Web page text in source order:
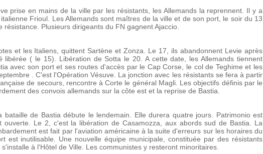
prise en mains de la ville par les résistants, les Allemands la reprennent. Il y a
Frioul. Les Allemands sont maîtres de la ville et de son port, le soir du 13
Plusieurs dirigeants du FN gagnent Ajaccio.
et les Italiens, quittent Sartène et Zonza. Le 17, ils abandonnent Levie après
( le 15). Libération de Sotta le 20. A cette date, les Allemands tiennent
avec son port et ses routes d'accès par le Cap Corse, le col de Teghime et les
. C'est l'Opération Vésuve. La jonction avec les résistants se fera à partir
de secours, rencontre à Corte le général Magli. Les objectifs définis par le
des convois allemands sur la côte est et la reprise de Bastia.
de Bastia débute le lendemain. Elle durera quatre jours. Patrimonio est
Le 2, c'est la libération de Casamozza, aux abords sud de Bastia. La
est fait par l'aviation américaine à la suite d'erreurs sur les horaires du
est inutilisable. Une nouvelle équipe municipale, constituée par des résistants
à l'Hôtel de Ville. Les communistes y resteront minoritaires.